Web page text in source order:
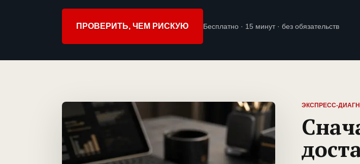
ПРОВЕРИТЬ, ЧЕМ РИСКУЮ Бесплатно · 15 минут · без обязательств
ЭКСПРЕСС-